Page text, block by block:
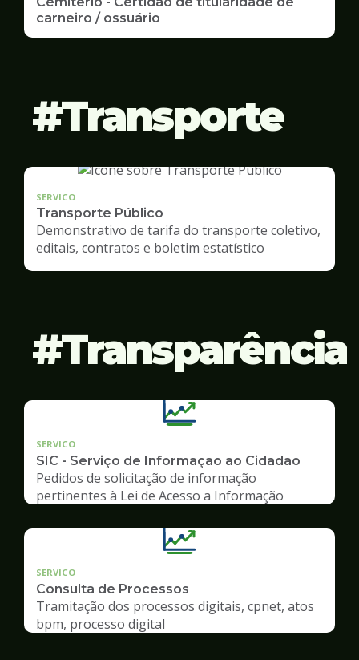
carneiro / ossuário
Transporte
SERVICO
Transporte Público
Demonstrativo de tarifa do transporte coletivo,
editais, contratos e boletim estatístico
Transparência
SERVICO
SIC - Serviço de Informação ao Cidadão
Pedidos de solicitação de informação
pertinentes à Lei de Acesso a Informação
SERVICO
Consulta de Processos
Tramitação dos processos digitais, cpnet, atos
bpm, processo digital